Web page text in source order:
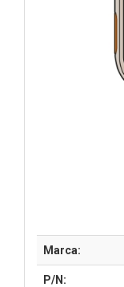
Marca:
P/N: